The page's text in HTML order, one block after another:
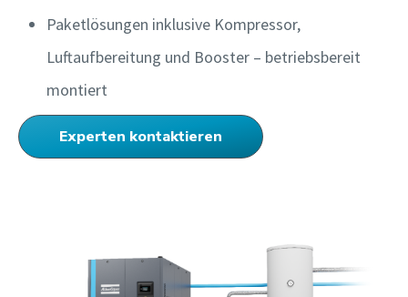
Paketlösungen inklusive Kompressor,
Luftaufbereitung und Booster – betriebsbereit
montiert
Experten kontaktieren